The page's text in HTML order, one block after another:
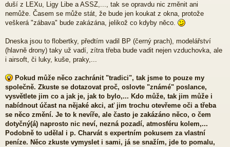
p
ě
v
e
duší z LEXu, Ligy Libe a ASSZ,..., tak se opravdu nic změnit ani
nemůže. Časem se může stát, že bude jen koukat z okna, protože
veškerá "zábava" bude zakázána, jelikož co kdyby něco.
Dneska jsou to flobertky, předtím vadil BP (černý prach), modelářství
(hlavně drony) taky už vadí, zítra třeba bude vadit nejen vzduchovka, ale
i airsoft, či luky, kuše, praky,...
Pokud může něco zachránit "tradici", tak jsme to pouze my
společně. Zkuste se dotazovat proč, oslovte "známé" poslance,
vysvětlete jim co a jak je, jak to bylo,... Kdo může, tak jim může i
nabídnout účast na nějaké akci, ať jim trochu otevřeme oči a třeba
se něco změní. Je to k nevíře, ale často je zakázáno něco, o čem
dotyčný(á) naprosto nic neví, nezná pozadí, atmosféru kolem,...
Podobně to udělal i p. Charvát s expertním pokusem za vlastní
peníze. Něco zkuste vymyslet i sami, já se snažím, jde to pomalu,